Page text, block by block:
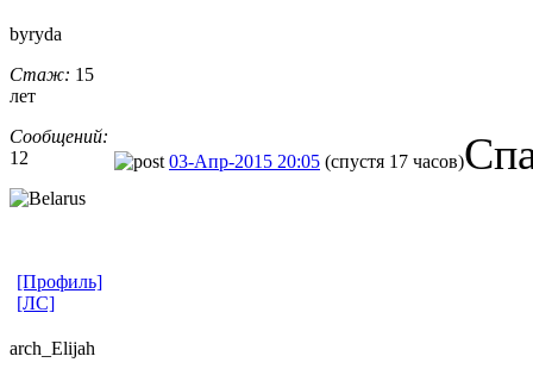
byryda
Стаж: 15
лет
Сообщений:
12
03-Апр-2015 20:05 (спустя 17 часов)
[Профиль]
[ЛС]
arch_Elijah